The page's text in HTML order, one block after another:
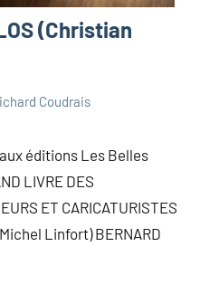
(Christian
Coudrais
éditions Les Belles
LIVRE DES
ET CARICATURISTES
Linfort) BERNARD